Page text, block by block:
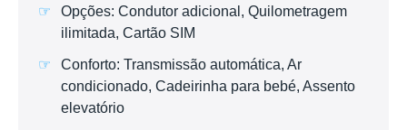
Opções: Condutor adicional, Quilometragem
ilimitada, Cartão SIM
Conforto: Transmissão automática, Ar
condicionado, Cadeirinha para bebé, Assento
elevatório